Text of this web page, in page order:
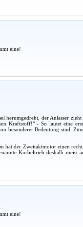
eine!
herumgedreht, der Anlasser
Kraftstoff!" - So lautet eine
besonderer Bedeutung sind:
hat der Zweitaktmotor einen
Kurbeltrieb deshalb meist
eine!